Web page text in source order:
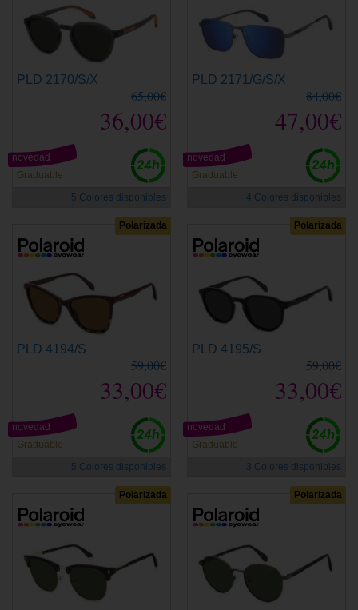
PLD 2170/S/X
65,00€
36,00€
Graduable
novedad
5 Colores disponibles
PLD 2171/G/S/X
84,00€
47,00€
Graduable
novedad
4 Colores disponibles
Polarizada
PLD 4194/S
59,00€
33,00€
Graduable
novedad
5 Colores disponibles
Polarizada
PLD 4195/S
59,00€
33,00€
Graduable
novedad
3 Colores disponibles
Polarizada Polarizada